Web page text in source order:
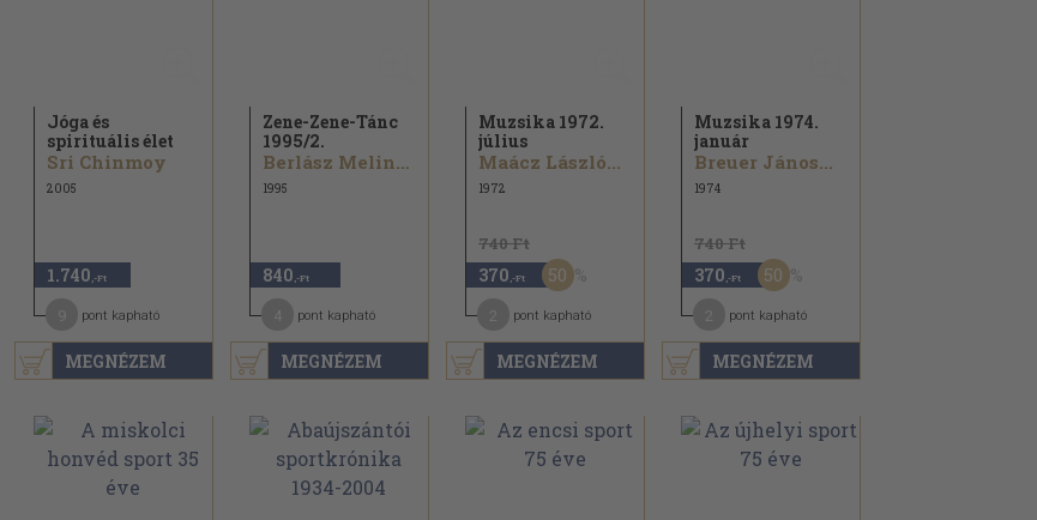
MEGNÉZEM
Jóga és
spirituális élet
Sri Chinmoy
2005
1.740 ,-Ft
pont kapható
MEGNÉZEM
Zene-Zene-Tánc
1995/2.
Berlász Melinda...
1995
840 ,-Ft
pont kapható
MEGNÉZEM
Muzsika 1972.
július
Maácz László...
1972
740 Ft
370 ,-Ft 50
pont kapható
MEGNÉZEM
Muzsika 1974.
január
Breuer János...
1974
740 Ft
370 ,-Ft 50
pont kapható